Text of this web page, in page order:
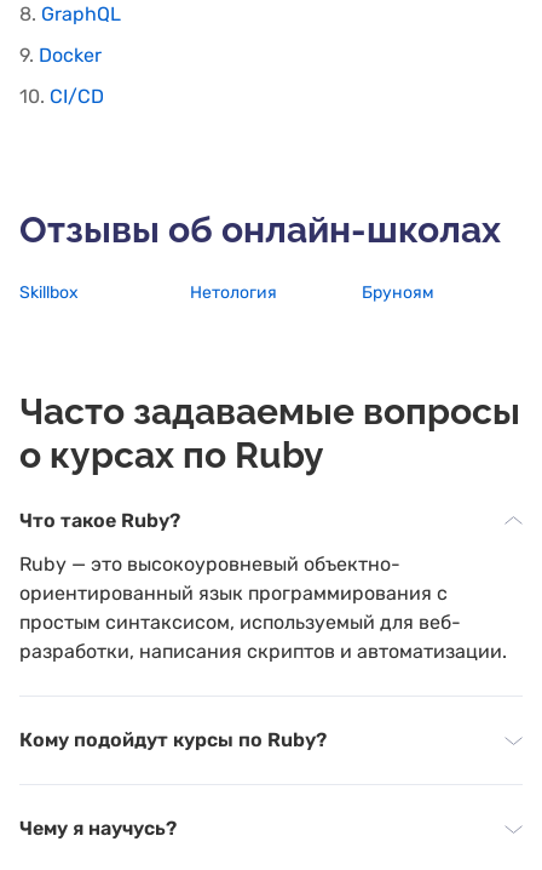
8. GraphQL
9. Docker
10. CI/CD
Отзывы об онлайн-школах
Skillbox Нетология Бруноям
Часто задаваемые вопросы
о курсах по Ruby
Что такое Ruby?
Ruby — это высокоуровневый объектно-
ориентированный язык программирования с
простым синтаксисом, используемый для веб-
разработки, написания скриптов и автоматизации.
Кому подойдут курсы по Ruby?
Чему я научусь?